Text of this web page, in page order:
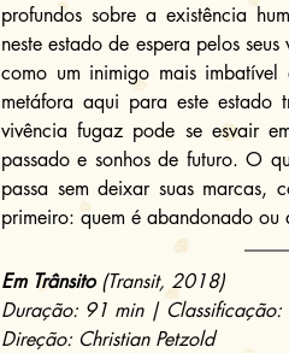
profundos sobre a existência
neste estado de espera pelos
como um inimigo mais
metáfora aqui para este estado
vivência fugaz pode se esvair
passado e sonhos de futuro. O
passa sem deixar suas marcas,
primeiro: quem é abandonado ou
Em Trânsito (Transit, 2018)
Duração: 91 min | Classificação:
Direção: Christian Petzold